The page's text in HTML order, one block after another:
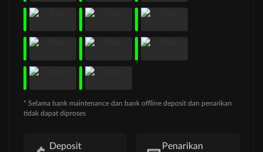
* Selama bank maintenance dan bank offline deposit dan penarikan
tidak dapat diproses
Deposit Penarikan